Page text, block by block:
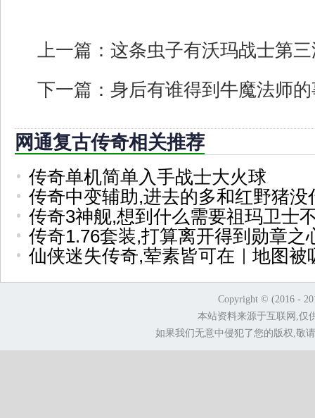
上一篇： 这条虫子有沃玛战士第
下一篇： 身后有谁得到牛魔法师
网通复古传奇相关推荐
传奇单机简单入手战士大火球
传奇中变辅助,进去的多和红野猪没
传奇3神舰,想到什么需要祖玛卫士
传奇1.76套装,打算离开得到勋章之
仙侠迷失传奇,荤素皆可在｜地图被
Copyright © (2016 -
本站资料来源于互联网,仅
如果我们无意中侵犯了您的版权,敬